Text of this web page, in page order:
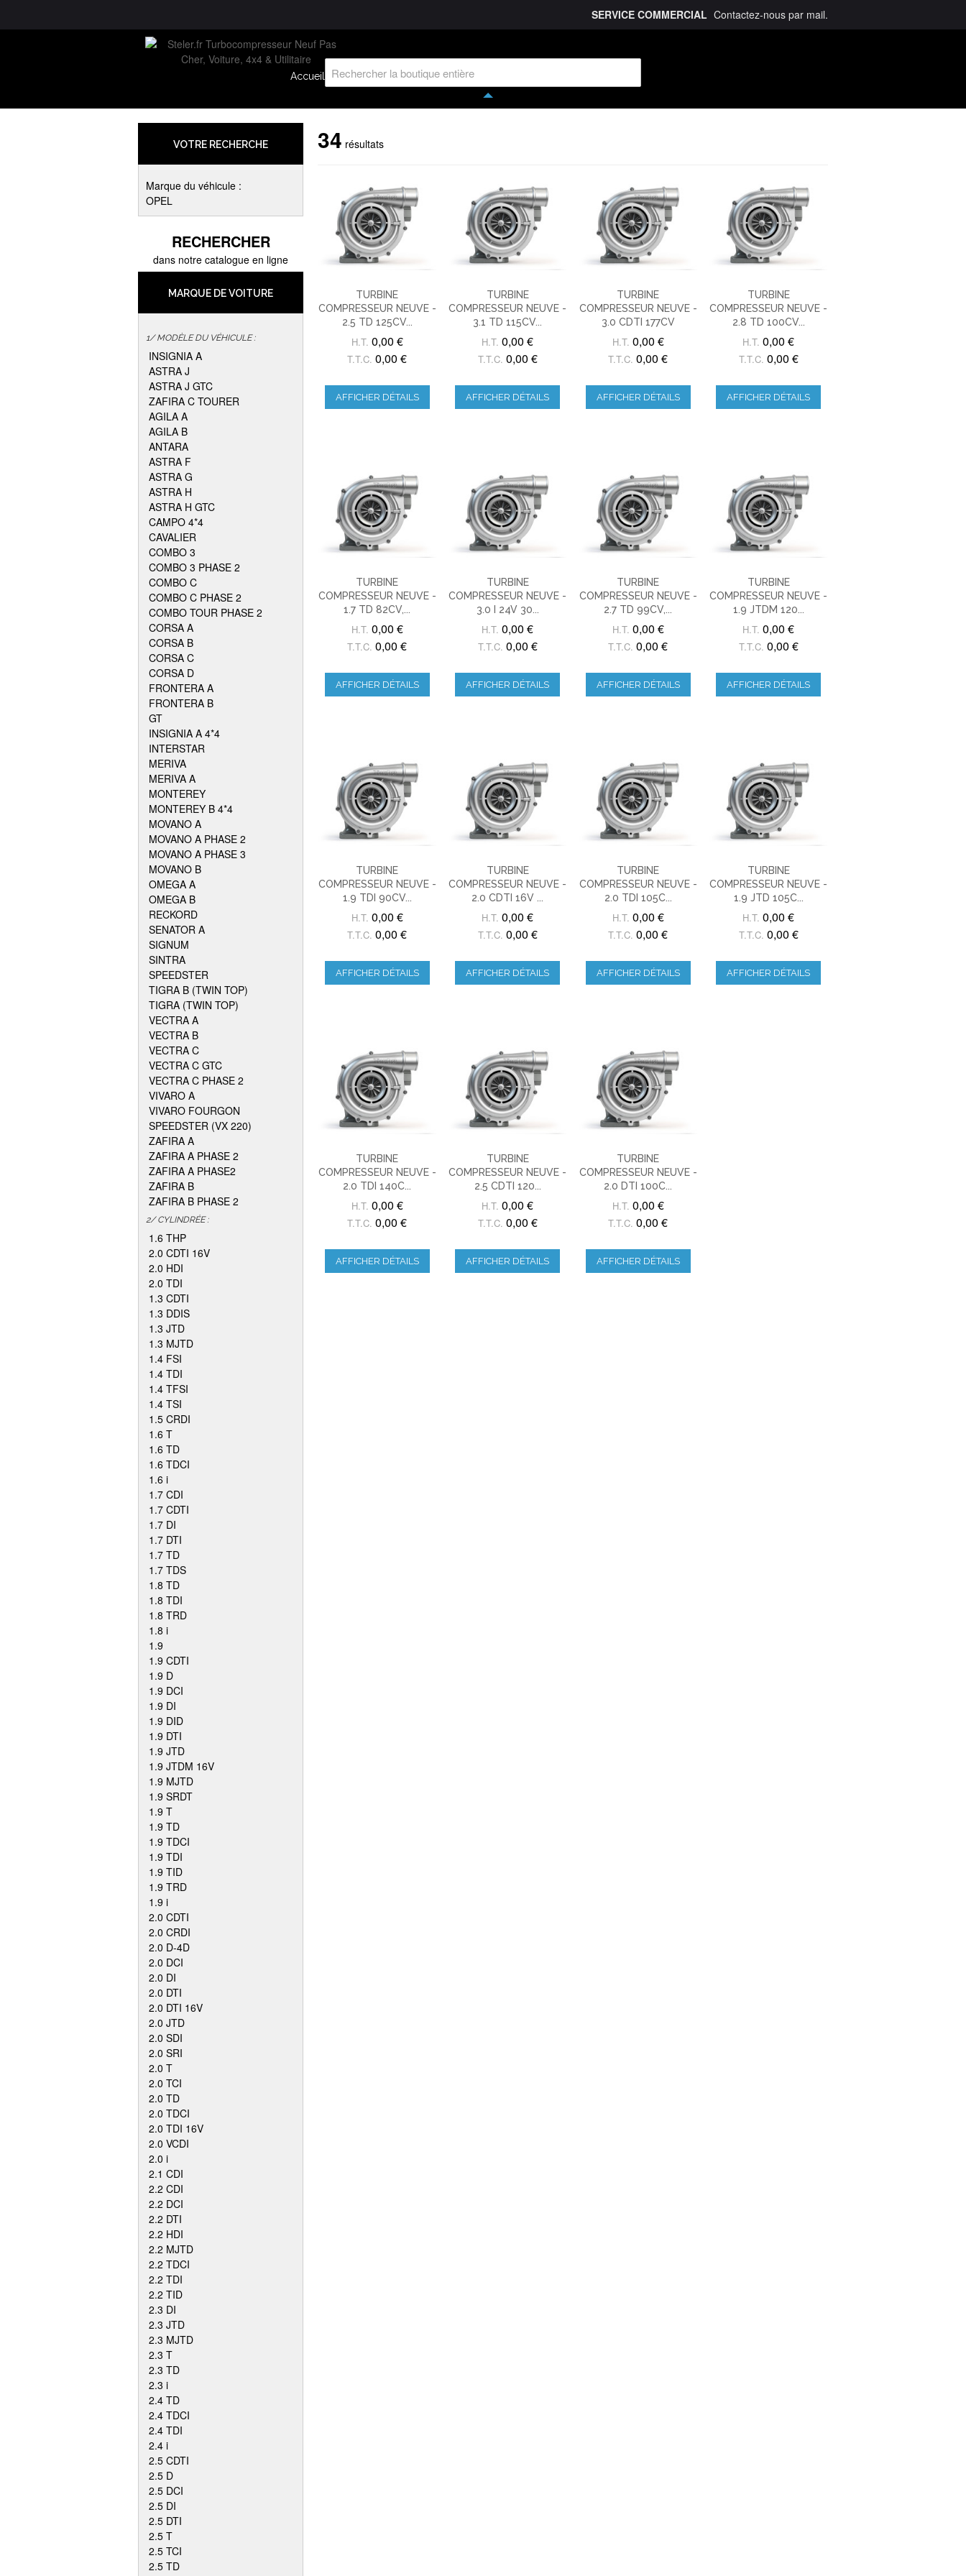
SERVICE COMMERCIAL Contactez-nous par mail.
Accueil L'entreprise Savoir-faire
34 résultats
TURBINE
COMPRESSEUR NEUVE -
2.5 TD 125CV...
H.T. 0,00 €
T.T.C. 0,00 €
AFFICHER DÉTAILS
TURBINE
COMPRESSEUR NEUVE -
3.1 TD 115CV...
H.T. 0,00 €
T.T.C. 0,00 €
AFFICHER DÉTAILS
TURBINE
COMPRESSEUR NEUVE -
3.0 CDTI 177CV
H.T. 0,00 €
T.T.C. 0,00 €
AFFICHER DÉTAILS
TURBINE
COMPRESSEUR NEUVE -
2.8 TD 100CV...
H.T. 0,00 €
T.T.C. 0,00 €
AFFICHER DÉTAILS
TURBINE
COMPRESSEUR NEUVE -
1.7 TD 82CV,...
H.T. 0,00 €
T.T.C. 0,00 €
AFFICHER DÉTAILS
TURBINE
COMPRESSEUR NEUVE -
3.0 I 24V 30...
H.T. 0,00 €
T.T.C. 0,00 €
AFFICHER DÉTAILS
TURBINE
COMPRESSEUR NEUVE -
2.7 TD 99CV,...
H.T. 0,00 €
T.T.C. 0,00 €
AFFICHER DÉTAILS
TURBINE
COMPRESSEUR NEUVE -
1.9 JTDM 120...
H.T. 0,00 €
T.T.C. 0,00 €
AFFICHER DÉTAILS
TURBINE
COMPRESSEUR NEUVE -
1.9 TDI 90CV...
H.T. 0,00 €
T.T.C. 0,00 €
AFFICHER DÉTAILS
TURBINE
COMPRESSEUR NEUVE -
2.0 CDTI 16V ...
H.T. 0,00 €
T.T.C. 0,00 €
AFFICHER DÉTAILS
TURBINE
COMPRESSEUR NEUVE -
2.0 TDI 105C...
H.T. 0,00 €
T.T.C. 0,00 €
AFFICHER DÉTAILS
TURBINE
COMPRESSEUR NEUVE -
1.9 JTD 105C...
H.T. 0,00 €
T.T.C. 0,00 €
AFFICHER DÉTAILS
TURBINE
COMPRESSEUR NEUVE -
2.0 TDI 140C...
H.T. 0,00 €
T.T.C. 0,00 €
AFFICHER DÉTAILS
TURBINE
COMPRESSEUR NEUVE -
2.5 CDTI 120...
H.T. 0,00 €
T.T.C. 0,00 €
AFFICHER DÉTAILS
TURBINE
COMPRESSEUR NEUVE -
2.0 DTI 100C...
H.T. 0,00 €
T.T.C. 0,00 €
AFFICHER DÉTAILS
VOTRE RECHERCHE
Marque du véhicule :
OPEL
RECHERCHER
dans notre catalogue en ligne
MARQUE DE VOITURE
1/ MODÈLE DU VÉHICULE :
INSIGNIA A
ASTRA J
ASTRA J GTC
ZAFIRA C TOURER
AGILA A
AGILA B
ANTARA
ASTRA F
ASTRA G
ASTRA H
ASTRA H GTC
CAMPO 4*4
CAVALIER
COMBO 3
COMBO 3 PHASE 2
COMBO C
COMBO C PHASE 2
COMBO TOUR PHASE 2
CORSA A
CORSA B
CORSA C
CORSA D
FRONTERA A
FRONTERA B
GT
INSIGNIA A 4*4
INTERSTAR
MERIVA
MERIVA A
MONTEREY
MONTEREY B 4*4
MOVANO A
MOVANO A PHASE 2
MOVANO A PHASE 3
MOVANO B
OMEGA A
OMEGA B
RECKORD
SENATOR A
SIGNUM
SINTRA
SPEEDSTER
TIGRA B (TWIN TOP)
TIGRA (TWIN TOP)
VECTRA A
VECTRA B
VECTRA C
VECTRA C GTC
VECTRA C PHASE 2
VIVARO A
VIVARO FOURGON
SPEEDSTER (VX 220)
ZAFIRA A
ZAFIRA A PHASE 2
ZAFIRA A PHASE2
ZAFIRA B
ZAFIRA B PHASE 2
2/ CYLINDRÉE :
1.6 THP
2.0 CDTI 16V
2.0 HDI
2.0 TDI
1.3 CDTI
1.3 DDIS
1.3 JTD
1.3 MJTD
1.4 FSI
1.4 TDI
1.4 TFSI
1.4 TSI
1.5 CRDI
1.6 T
1.6 TD
1.6 TDCI
1.6 i
1.7 CDI
1.7 CDTI
1.7 DI
1.7 DTI
1.7 TD
1.7 TDS
1.8 TD
1.8 TDI
1.8 TRD
1.8 i
1.9
1.9 CDTI
1.9 D
1.9 DCI
1.9 DI
1.9 DID
1.9 DTI
1.9 JTD
1.9 JTDM 16V
1.9 MJTD
1.9 SRDT
1.9 T
1.9 TD
1.9 TDCI
1.9 TDI
1.9 TID
1.9 TRD
1.9 i
2.0 CDTI
2.0 CRDI
2.0 D-4D
2.0 DCI
2.0 DI
2.0 DTI
2.0 DTI 16V
2.0 JTD
2.0 SDI
2.0 SRI
2.0 T
2.0 TCI
2.0 TD
2.0 TDCI
2.0 TDI 16V
2.0 VCDI
2.0 i
2.1 CDI
2.2 CDI
2.2 DCI
2.2 DTI
2.2 HDI
2.2 MJTD
2.2 TDCI
2.2 TDI
2.2 TID
2.3 DI
2.3 JTD
2.3 MJTD
2.3 T
2.3 TD
2.3 i
2.4 TD
2.4 TDCI
2.4 TDI
2.4 i
2.5 CDTI
2.5 D
2.5 DCI
2.5 DI
2.5 DTI
2.5 T
2.5 TCI
2.5 TD